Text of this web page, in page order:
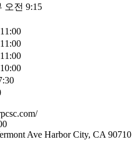
오전 9:15
Ave Harbor City, CA 90710